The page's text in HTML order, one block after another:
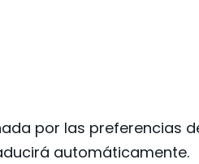
por las preferencias
automáticamente.